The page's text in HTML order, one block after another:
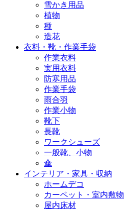
雪かき用品
植物
種
造花
衣料・靴・作業手袋
作業衣料
実用衣料
防寒用品
作業手袋
雨合羽
作業小物
靴下
長靴
ワークシューズ
一般靴、小物
傘
インテリア・家具・収納
ホームデコ
カーペット・室内敷物
屋内床材